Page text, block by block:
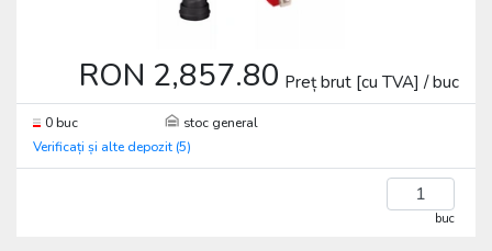
RON 2,857.80 Preț brut [cu TVA] / buc
0 buc
stoc general
Verificați și alte depozit (5)
buc